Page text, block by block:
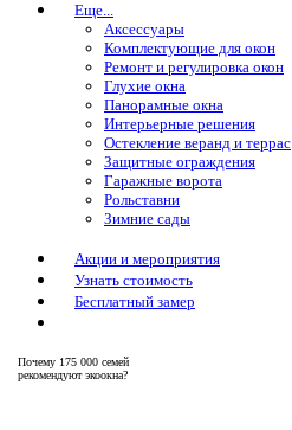
Еще...
Аксессуары
Комплектующие для окон
Ремонт и регулировка окон
Глухие окна
Панорамные окна
Интерьерные решения
Остекление веранд и террас
Защитные ограждения
Гаражные ворота
Рольставни
Зимние сады
Акции и мероприятия
Узнать стоимость
Бесплатный замер
Почему 175 000 семей
рекомендуют экоокна?